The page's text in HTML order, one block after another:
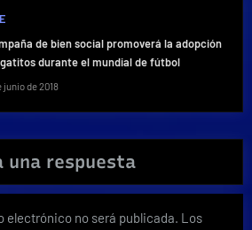
de bien social promoverá la adopción
durante el mundial de fútbol
junio de 2018
una respuesta
electrónico no será publicada. Los